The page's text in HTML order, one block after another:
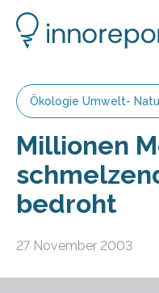
Ökologie Umwelt-
Millionen
bedroht
27 November 2003